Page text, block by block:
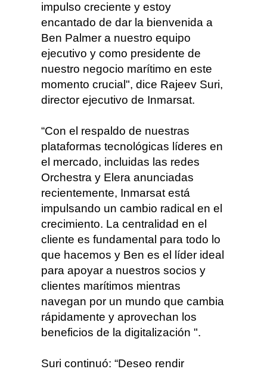
impulso creciente y estoy
encantado de dar la bienvenida a
Ben Palmer a nuestro equipo
ejecutivo y como presidente de
nuestro negocio marítimo en este
momento crucial", dice Rajeev Suri,
director ejecutivo de Inmarsat.
“Con el respaldo de nuestras
plataformas tecnológicas líderes en
el mercado, incluidas las redes
Orchestra y Elera anunciadas
recientemente, Inmarsat está
impulsando un cambio radical en el
crecimiento. La centralidad en el
cliente es fundamental para todo lo
que hacemos y Ben es el líder ideal
para apoyar a nuestros socios y
clientes marítimos mientras
navegan por un mundo que cambia
rápidamente y aprovechan los
beneficios de la digitalización ".
Suri continuó: “Deseo rendir